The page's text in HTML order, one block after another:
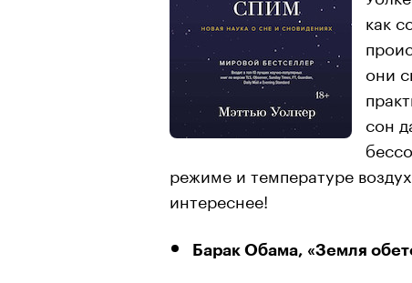
как
они
сон
режиме и температуре
интереснее!
Барак Обама, «Земля